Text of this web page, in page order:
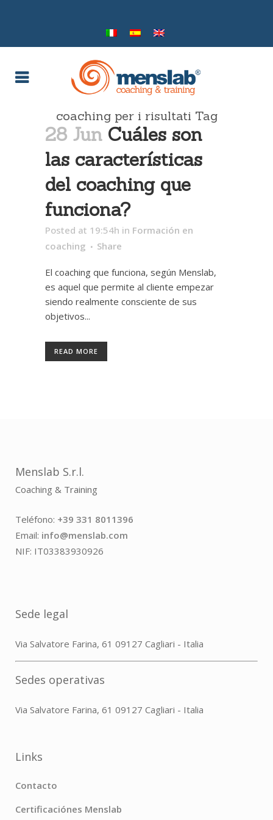
coaching per i risultati Tag
28 Jun Cuáles son
las características
del coaching que
funciona?
Posted at 19:54h in Formación en
coaching
Share
El coaching que funciona, según Menslab,
es aquel que permite al cliente empezar
siendo realmente consciente de sus
objetivos...
READ MORE
Menslab S.r.l.
Coaching & Training
Teléfono: +39 331 8011396
Email: info@menslab.com
NIF: IT03383930926
Sede legal
Via Salvatore Farina, 61 09127 Cagliari - Italia
Sedes operativas
Via Salvatore Farina, 61 09127 Cagliari - Italia
Links
Contacto
Certificaciónes Menslab